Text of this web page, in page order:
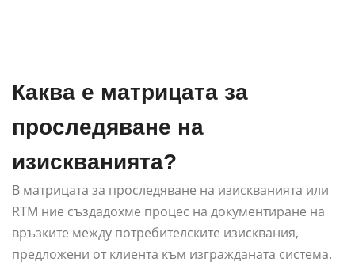
Каква е матрицата за
проследяване на
изискванията?
В матрицата за проследяване на изискванията или
RTM ние създадохме процес на документиране на
връзките между потребителските изисквания,
предложени от клиента към изгражданата система.